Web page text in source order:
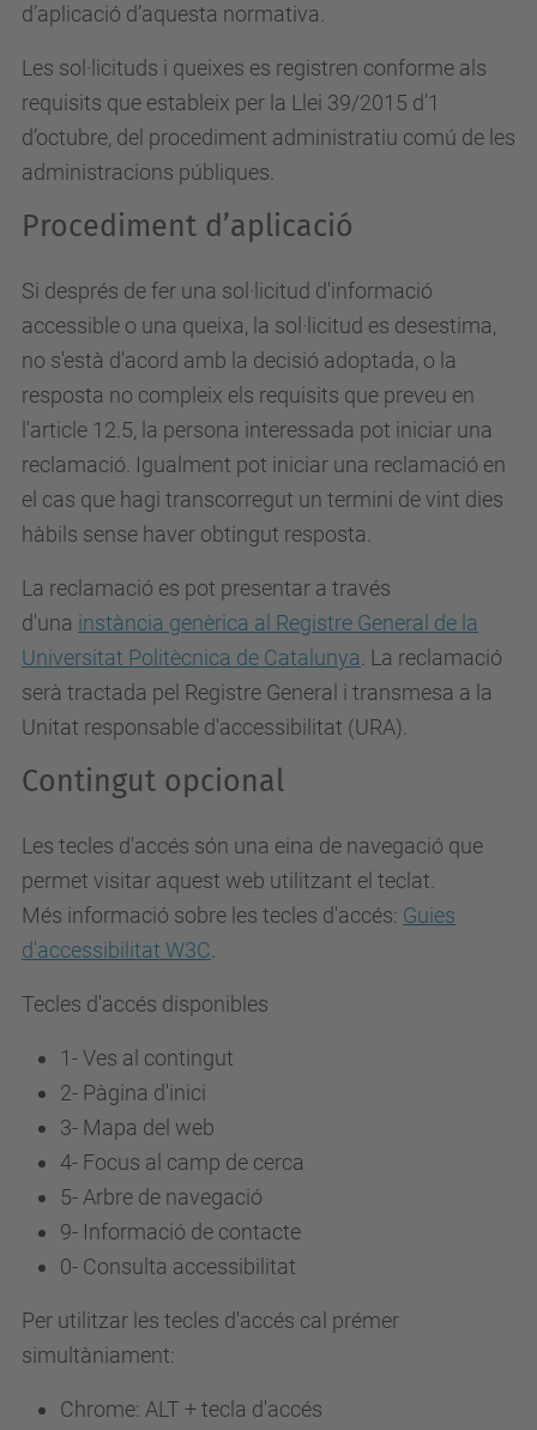
d’aplicació d’aquesta normativa.
Les sol·licituds i queixes es registren conforme als
requisits que estableix per la Llei 39/2015 d’1
d’octubre, del procediment administratiu comú de les
administracions públiques.
Procediment d’aplicació
Si després de fer una sol·licitud d'informació
accessible o una queixa, la sol·licitud es desestima,
no s'està d'acord amb la decisió adoptada, o la
resposta no compleix els requisits que preveu en
l'article 12.5, la persona interessada pot iniciar una
reclamació. Igualment pot iniciar una reclamació en
el cas que hagi transcorregut un termini de vint dies
hàbils sense haver obtingut resposta.
La reclamació es pot presentar a través
d'una instància genèrica al Registre General de la
Universitat Politècnica de Catalunya . La reclamació
serà tractada pel Registre General i transmesa a la
Unitat responsable d'accessibilitat (URA).
Contingut opcional
Les tecles d'accés són una eina de navegació que
permet visitar aquest web utilitzant el teclat.
Més informació sobre les tecles d'accés: Guies
d'accessibilitat W3C
Tecles d'accés disponibles
1- Ves al contingut
2- Pàgina d'inici
3- Mapa del web
4- Focus al camp de cerca
5- Arbre de navegació
9- Informació de contacte
0- Consulta accessibilitat
Per utilitzar les tecles d'accés cal prémer
simultàniament:
Chrome: ALT + tecla d'accés